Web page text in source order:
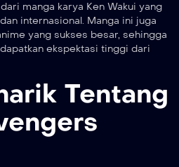
manga karya Ken Wakui yang
internasional. Manga ini juga
yang sukses besar, sehingga
ekspektasi tinggi dari
Tentang